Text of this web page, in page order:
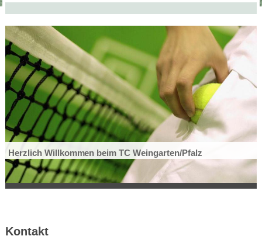
Herzlich Willkommen beim TC Weingarten/Pfalz
Kontakt